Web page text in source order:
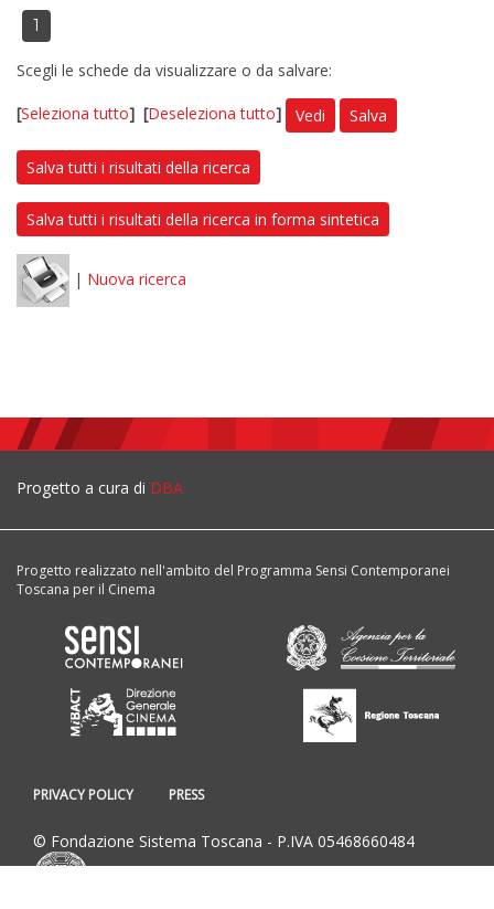
1
Scegli le schede da visualizzare o da salvare:
[Seleziona tutto] [Deseleziona tutto] Vedi Salva
Salva tutti i risultati della ricerca
Salva tutti i risultati della ricerca in forma sintetica
| Nuova ricerca
Progetto a cura di DBA
Progetto realizzato nell'ambito del Programma Sensi Contemporanei
Toscana per il Cinema
PRIVACY POLICY PRESS
© Fondazione Sistema Toscana - P.IVA 05468660484